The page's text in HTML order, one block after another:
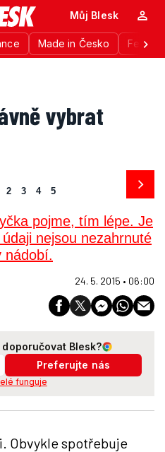
Made in Česko
Můj Blesk
vybrat
2 3 4 5
24. 5. 2015 • 06:00
Blesk?
Preferujte nás
funguje
Obvykle spotřebuje